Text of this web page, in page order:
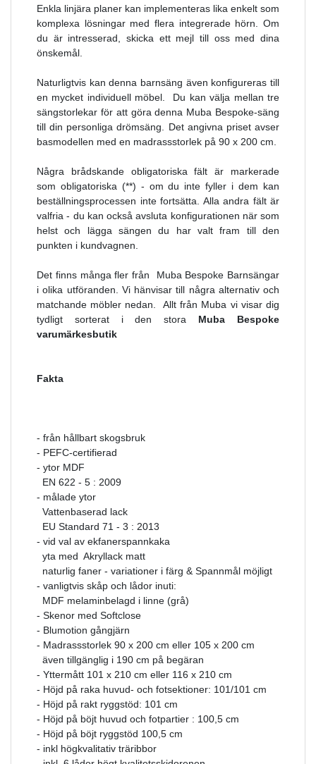
Enkla linjära planer kan implementeras lika enkelt som
komplexa lösningar med flera integrerade hörn. Om
du är intresserad, skicka ett mejl till oss med dina
önskemål.
Naturligtvis kan denna barnsäng även konfigureras till
en mycket individuell möbel. Du kan välja mellan tre
sängstorlekar för att göra denna Muba Bespoke-säng
till din personliga drömsäng. Det angivna priset avser
basmodellen med en madrassstorlek på 90 x 200 cm.
Några brådskande obligatoriska fält är markerade
som obligatoriska (**) - om du inte fyller i dem kan
beställningsprocessen inte fortsätta. Alla andra fält är
valfria - du kan också avsluta konfigurationen när som
helst och lägga sängen du har valt fram till den
punkten i kundvagnen.
Det finns många fler från
Muba Bespoke Barnsängar
i olika utföranden. Vi hänvisar till några alternativ och
matchande möbler nedan. Allt från Muba vi visar dig
tydligt sorterat i den stora Muba Bespoke
varumärkesbutik
Fakta
- från hållbart skogsbruk
- PEFC-certifierad
- ytor MDF
EN 622 - 5 : 2009
- målade ytor
Vattenbaserad lack
EU Standard 71 - 3 : 2013
- vid val av ekfanerspannkaka
yta med Akryllack matt
naturlig faner - variationer i färg & Spannmål möjligt
- vanligtvis skåp och lådor inuti:
MDF melaminbelagd i linne (grå)
- Skenor med Softclose
- Blumotion gångjärn
- Madrassstorlek 90 x 200 cm eller 105 x 200 cm
även tillgänglig i 190 cm på begäran
- Yttermått 101 x 210 cm eller 116 x 210 cm
- Höjd på raka huvud- och fotsektioner: 101/101 cm
- Höjd på rakt ryggstöd: 101 cm
- Höjd på böjt huvud och fotpartier : 100,5 cm
- Höjd på böjt ryggstöd 100,5 cm
- inkl högkvalitativ träribbor